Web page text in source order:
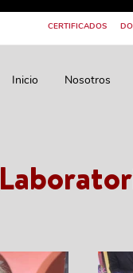
CERTIFICADOS
Inicio Nosotros